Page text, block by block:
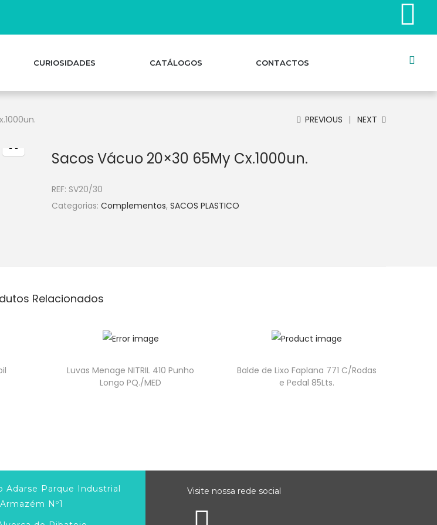
CURIOSIDADES CATÁLOGOS CONTACTOS
PREVIOUS NEXT
Sacos Vácuo 20×30 65My Cx.1000un.
REF: SV20/30
Categorias: Complementos, SACOS PLASTICO
Relacionados
Luvas Menage NITRIL 410 Punho
Longo PQ./MED
Balde de Lixo Faplana 771 C/Rodas
e Pedal 85Lts.
Adarse Parque Industrial
Nº1
Visite nossa rede social